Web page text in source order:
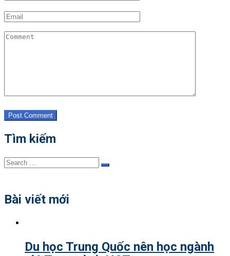
Post Comment
Tìm kiếm
Search
Search
Bài viết mới
Du học Trung Quốc nên học ngành